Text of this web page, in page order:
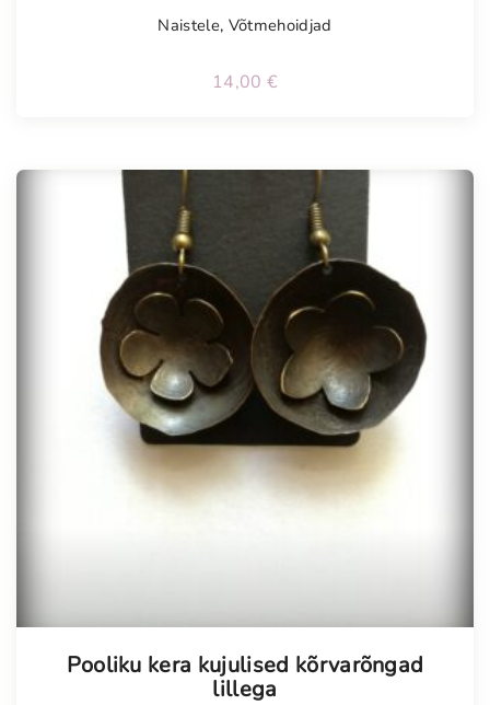
Naistele, Võtmehoidjad
14,00 €
Pooliku kera kujulised kõrvarõngad
lillega